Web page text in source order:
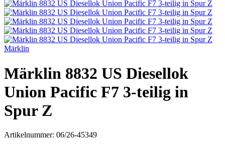
Märklin
Märklin 8832 US Diesellok
Union Pacific F7 3-teilig in
Spur Z
Artikelnummer: 06/26-45349